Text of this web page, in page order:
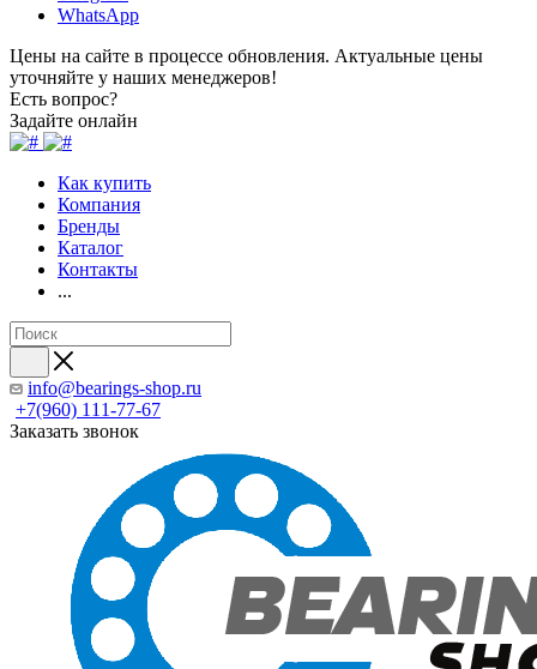
WhatsApp
Цены на сайте в процессе обновления. Актуальные цены
уточняйте у наших менеджеров!
Есть вопрос?
Задайте онлайн
Как купить
Компания
Бренды
Каталог
Контакты
...
info@bearings-shop.ru
+7(960) 111-77-67
Заказать звонок